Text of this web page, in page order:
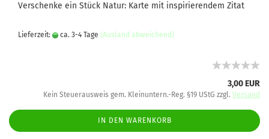
Verschenke ein Stück Natur: Karte mit inspirierendem Zitat
Lieferzeit: ca. 3-4 Tage (Ausland abweichend)
3,00 EUR
Kein Steuerausweis gem. Kleinuntern.-Reg. §19 UStG zzgl. Versand
IN DEN WARENKORB